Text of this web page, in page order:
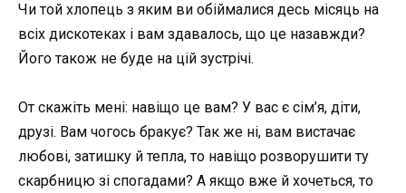
Чи той хлопець з яким ви обіймалися десь місяць на
всіх дискотеках і вам здавалось, що це назавжди?
Його також не буде на цій зустрічі.
От скажіть мені: навіщо це вам? У вас є сім’я, діти,
друзі. Вам чогось бракує? Так же ні, вам вистачає
любові, затишку й тепла, то навіщо розворушити ту
скарбницю зі спогадами? А якщо вже й хочеться, то